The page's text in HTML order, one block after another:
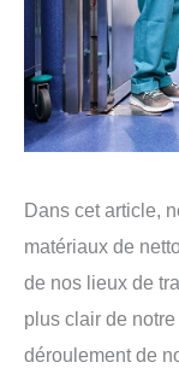
Dans cet article,
matériaux de
de nos lieux de
plus clair de
déroulement de